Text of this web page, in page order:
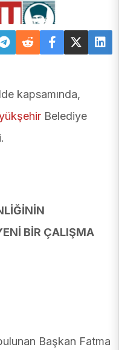
kapsamında,
Belediye
BİR ÇALIŞMA
Başkan Fatma